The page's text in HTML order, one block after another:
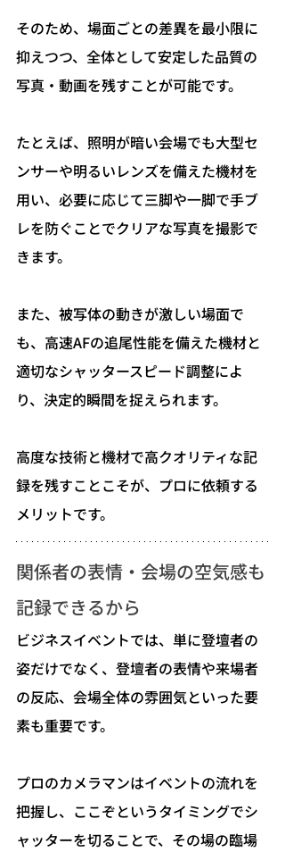
そのため、場面ごとの差異を最小限に
抑えつつ、全体として安定した品質の
写真・動画を残すことが可能です。
たとえば、照明が暗い会場でも大型セ
ンサーや明るいレンズを備えた機材を
用い、必要に応じて三脚や一脚で手ブ
レを防ぐことでクリアな写真を撮影で
きます。
また、被写体の動きが激しい場面で
も、高速AFの追尾性能を備えた機材と
適切なシャッタースピード調整によ
り、決定的瞬間を捉えられます。
高度な技術と機材で高クオリティな記
録を残すことこそが、プロに依頼する
メリットです。
関係者の表情・会場の空気感も
記録できるから
ビジネスイベントでは、単に登壇者の
姿だけでなく、登壇者の表情や来場者
の反応、会場全体の雰囲気といった要
素も重要です。
プロのカメラマンはイベントの流れを
把握し、ここぞというタイミングでシ
ャッターを切ることで、その場の臨場